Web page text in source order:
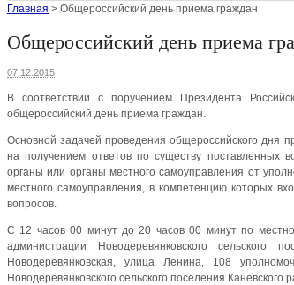
Главная > Общероссийский день приема граждан
Общероссийский день приема
07.12.2015
В соответствии с поручением Президента
общероссийский день приема граждан.
Основной задачей проведения общероссийского дня
на получением ответов по существу поставленных
органы или органы местного самоуправления от
местного самоуправления, в компетенцию которых
вопросов.
С 12 часов 00 минут до 20 часов 00 минут по
администрации Новодеревянковского сельского
Новодеревянковская, улица Ленина, 108
Новодеревянковского сельского поселения Каневского